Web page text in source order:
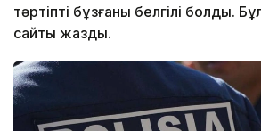
тәртіпті бұзғаны белгілі болды.
сайты жазды.